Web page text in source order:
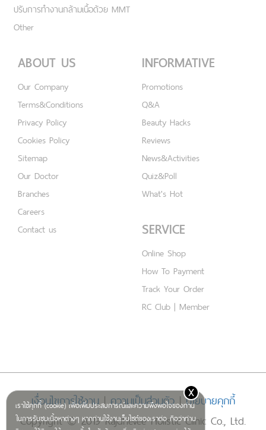
เราใช้คุกกี้ (cookie) เพื่อเพิ่มประสบการณ์และความพึงพอใจของท่าน
ในการรับชมเนื้อหาต่างๆ หากท่านใช้งานเว็บไซต์ของเราต่อ ถือว่าท่าน
x
ปรับการทำงานกล้ามเนื้อด้วย MMT
Other
ABOUT US
Our Company
Terms&Conditions
Privacy Policy
Cookies Policy
Sitemap
Our Doctor
Branches
Careers
Contact us
INFORMATIVE
Promotions
Q&A
Beauty Hacks
Reviews
News&Activities
Quiz&Poll
What's Hot
SERVICE
Online Shop
How To Payment
Track Your Order
RC Club | Member
เงื่อนไขการใช้งาน|ความเป็นส่วนตัว|นโยบายคุกกี้
Copyright © 2019 Rajdhevee Holistic Clinic Co., Ltd.